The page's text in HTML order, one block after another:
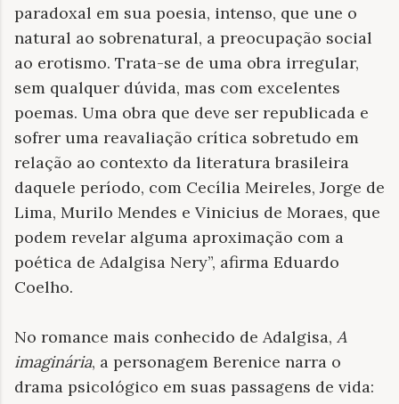
paradoxal em sua poesia, intenso, que une o
natural ao sobrenatural, a preocupação social
ao erotismo. Trata-se de uma obra irregular,
sem qualquer dúvida, mas com excelentes
poemas. Uma obra que deve ser republicada e
sofrer uma reavaliação crítica sobretudo em
relação ao contexto da literatura brasileira
daquele período, com Cecília Meireles, Jorge de
Lima, Murilo Mendes e Vinicius de Moraes, que
podem revelar alguma aproximação com a
poética de Adalgisa Nery”, afirma Eduardo
Coelho.
No romance mais conhecido de Adalgisa, A
imaginária, a personagem Berenice narra o
drama psicológico em suas passagens de vida: